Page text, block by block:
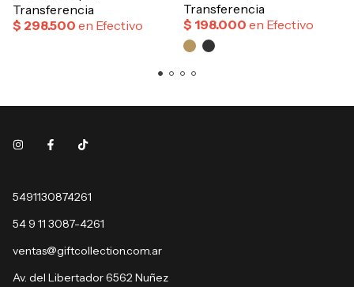
5491130874261
54 9 11 3087-4261
ventas@giftcollection.com.ar
Av. del Libertador 6562 Nuñez